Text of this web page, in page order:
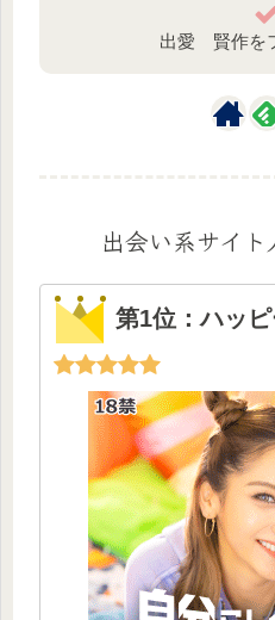
出愛 賢作を
出会い系サイ
第1位：ハッ